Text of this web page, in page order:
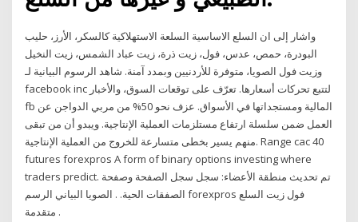
واشار إلى ان السلع الاساسية السلعة الاستهلاكية كالسكر، الأرز، حليب
البودرة، حمص، عدس، فول، زيت ذرة، زيت عباد الشمس، زيت النخيل
وزيت فول الصويا، متوفرة للأردنيين وبمدد آمنة. شاهد الرسوم البيانية لـ
‎facebook inc‎ لتتبع تحركات أسعارها. تعرّف على توقعات السوق، والأخبار
‎fb‎ المالية ومستجداتها في الأسواق. عزف نحو 50% من مربي الدواجن عن
العمل ضمن سلسلة ارتفاع مستلزمات العملية الإنتاجية. ويبدو أن من تبقى
منهم يسير بخطى متسارعة للخروج من العملية الإنتاجية. Range cac 40
futures forexpros A form of binary options investing where
traders predict. تم تحديث منطقة الأعضاء: سجل سجل الصفحة وصفحة
الصفقات الحية. . الصويا البياني الرسم forexpros فول زيت السلع
متقدمة .